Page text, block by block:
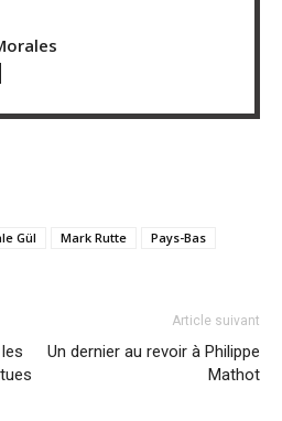
Gül Mark Rutte Pays-Bas
Article suivant
Un dernier au revoir à Philippe
Mathot